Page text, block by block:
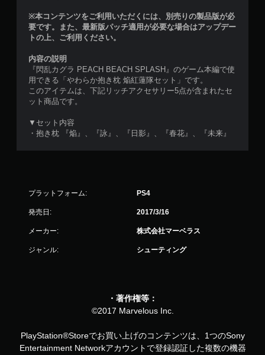
※本コンテンツをご利用いただくには、別売りの製品版が必
要です。また、最新版パッチ適用が必要な場合はアップデー
トの上、ご利用ください。
内容の説明
『閃乱カグラ PEACH BEACH SPLASH』のゲーム本編で使
用できる「やわらか抱き枕 焔紅蓮隊セット」です。
このアイテムは、下記リッチアクセサリー5点が含まれたセ
ット商品です。
▼セット内容
・抱き枕 『焔』、『詠』、『日影』、『春花』、『未来』
プラットフォーム: PS4
発売日: 2017/3/16
メーカー: 株式会社マーベラス
ジャンル: シューティング
・著作権等：
©2017 Marvelous Inc.
PlayStation®Storeでお買い上げのコンテンツは、1つのSony
Entertainment Networkアカウントで登録認証した複数の機器